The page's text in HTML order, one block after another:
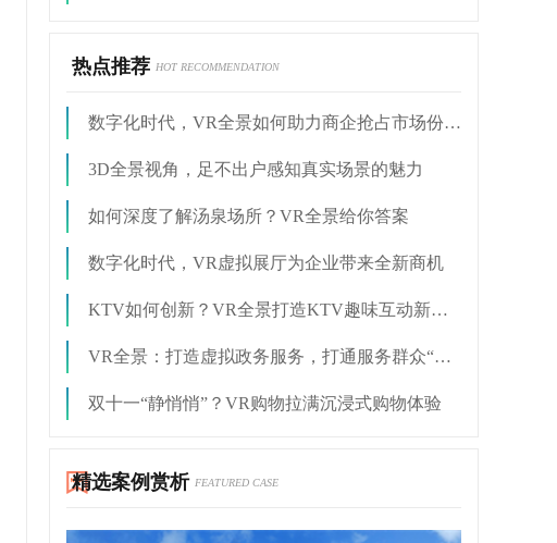
热点推荐 HOT RECOMMENDATION
数字化时代，VR全景如何助力商企抢占市场份额？
3D全景视角，足不出户感知真实场景的魅力
如何深度了解汤泉场所？VR全景给你答案
数字化时代，VR虚拟展厅为企业带来全新商机
KTV如何创新？VR全景打造KTV趣味互动新体验
VR全景：打造虚拟政务服务，打通服务群众“最后一公里”
双十一“静悄悄”？VR购物拉满沉浸式购物体验
精选案例赏析 FEATURED CASE